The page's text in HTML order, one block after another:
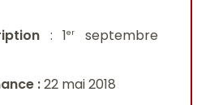
: 1er
septembre
:22 mai 2018